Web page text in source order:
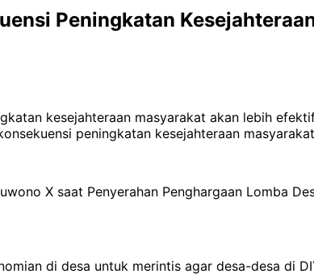
Peningkatan
kesejahteraan masyarakat akan lebih
peningkatan kesejahteraan
X saat Penyerahan Penghargaan Lomba
di desa untuk merintis agar desa-desa di